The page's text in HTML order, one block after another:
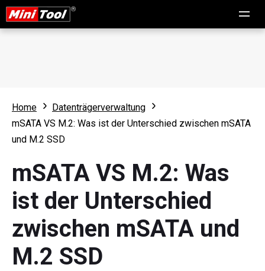
Home
Datenträgerverwaltung
mSATA VS M.2: Was ist der Unterschied zwischen mSATA
und M.2 SSD
mSATA VS M.2: Was
ist der Unterschied
zwischen mSATA und
M.2 SSD